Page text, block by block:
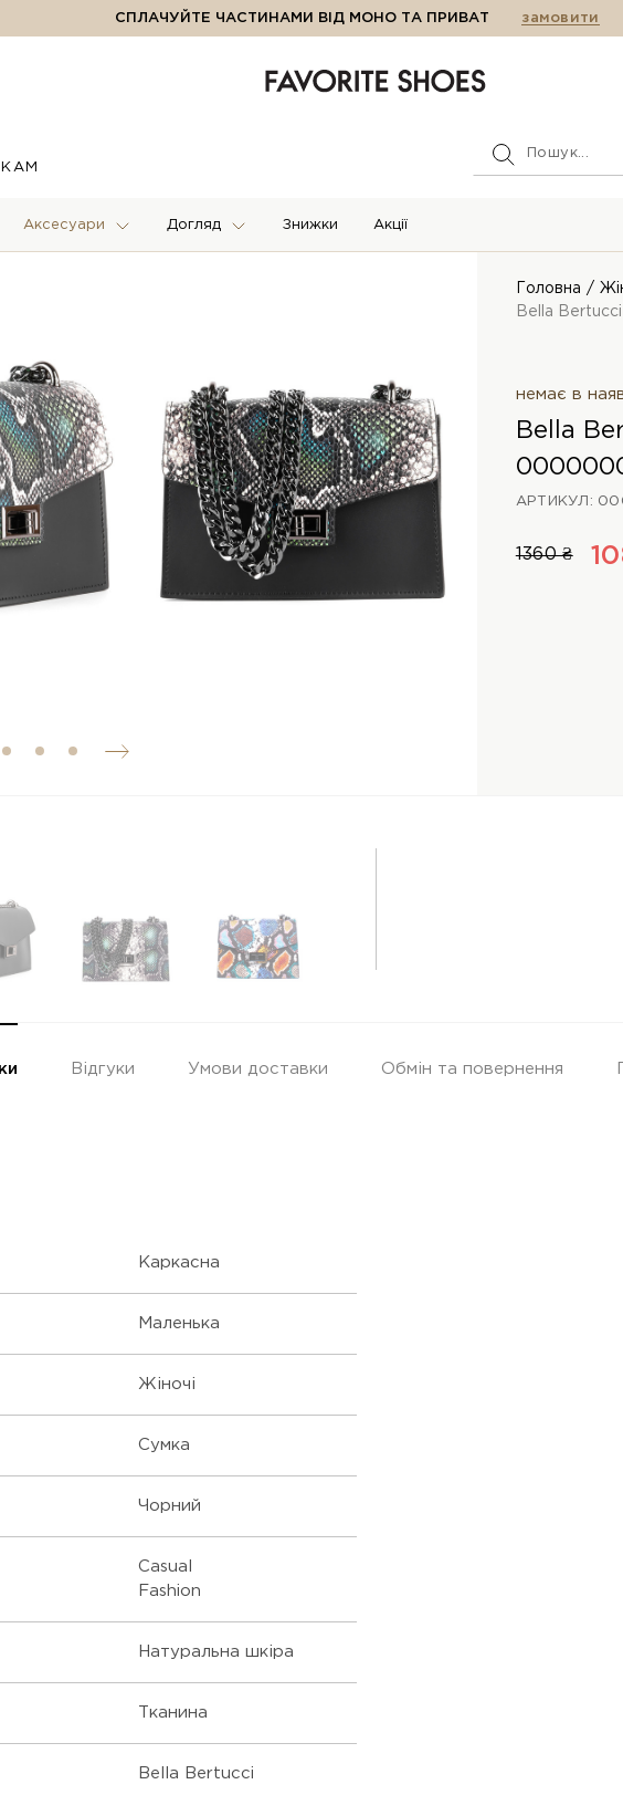
СПЛАЧУЙТЕ ЧАСТИНАМИ ВІД МОНО ТА ПРИВАТ замовити
Аксесуари Догляд Знижки Акції
Головна
Bella
немає в
Bella
АРТИКУЛ:
1360 ₴
Відгуки Умови доставки Обмін та повернення
Каркасна
Маленька
Жіночі
Сумка
Чорний
Casual
Fashion
Натуральна шкіра
Тканина
Bella Bertucci